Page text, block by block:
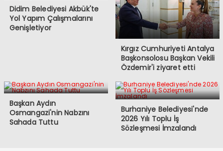
Didim Belediyesi Akbük'te
Yol Yapım Çalışmalarını
Genişletiyor
Kırgız Cumhuriyeti Antalya
Başkonsolosu Başkan Vekili
Özdemir'i ziyaret etti
Başkan Aydın
Osmangazi'nin Nabzını
Sahada Tuttu
Burhaniye Belediyesi'nde
2026 Yılı Toplu İş
Sözleşmesi İmzalandı